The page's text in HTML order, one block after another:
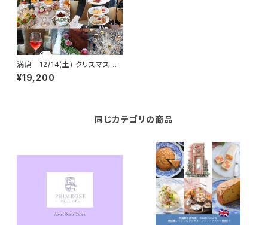
満席 12/14(土) クリスマスア
フタヌーンティー@東京ステーシ
ョンホテル
¥19,200
同じカテゴリの商品